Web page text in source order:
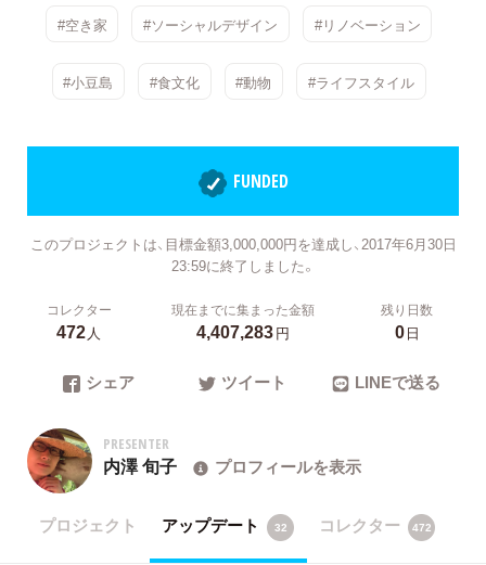
#空き家 #ソーシャルデザイン #リノベーション
#小豆島 #食文化 #動物 #ライフスタイル
FUNDED
このプロジェクトは、目標金額3,000,000円を達成し、2017年6月30日
23:59に終了しました。
コレクター
472人
現在までに集まった金額
4,407,283円
残り日数
0日
シェア ツイート LINEで送る
PRESENTER
内澤 旬子 プロフィールを表示
プロジェクト アップデート 32 コレクター 472